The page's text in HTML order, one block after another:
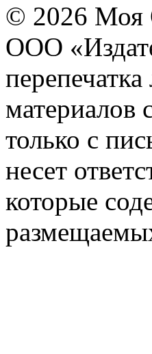
© 2026 Моя
ООО
материалов
только с
несет
которые